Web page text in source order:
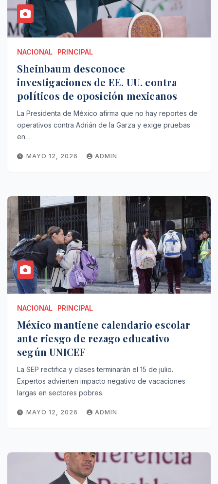
NACIONAL PRINCIPAL
Sheinbaum desconoce
investigaciones de EE. UU. contra
políticos de oposición mexicanos
La Presidenta de México afirma que no hay reportes de
operativos contra Adrián de la Garza y exige pruebas
en…
MAYO 12, 2026 ADMIN
NACIONAL PRINCIPAL
México mantiene calendario escolar
ante riesgo de rezago educativo
según UNICEF
La SEP rectifica y clases terminarán el 15 de julio.
Expertos advierten impacto negativo de vacaciones
largas en sectores pobres.
MAYO 12, 2026 ADMIN